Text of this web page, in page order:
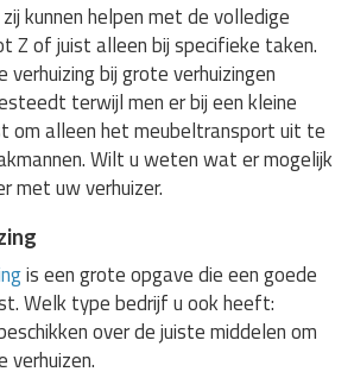
kunnen helpen met de volledige
Z of juist alleen bij specifieke taken.
verhuizing bij grote verhuizingen
terwijl men er bij een kleine
om alleen het meubeltransport uit te
Wilt u weten wat er mogelijk
met uw verhuizer.
is een grote opgave die een goede
Welk type bedrijf u ook heeft:
over de juiste middelen om
verhuizen.